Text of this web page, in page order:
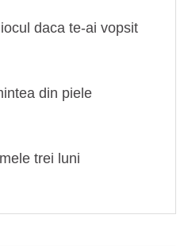
daca te-ai vopsit
din piele
trei luni